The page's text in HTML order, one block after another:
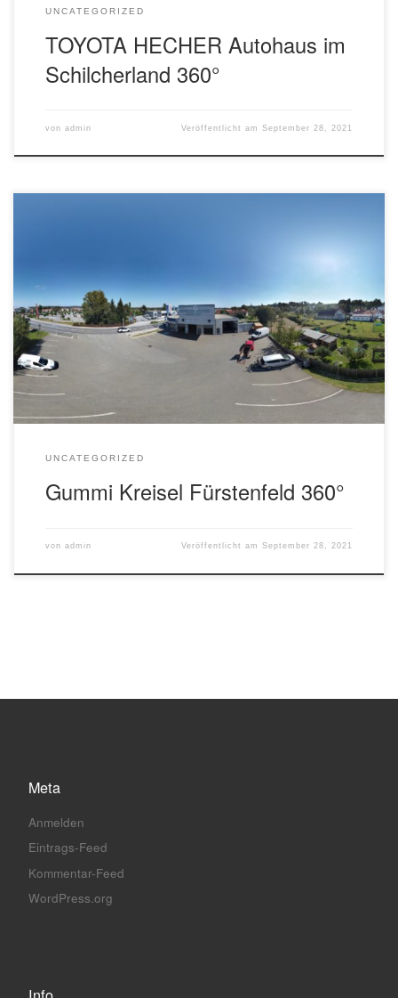
UNCATEGORIZED
TOYOTA HECHER Autohaus im
Schilcherland 360°
von admin Veröffentlicht amSeptember 28, 2021
auf das Videosymbol von dort geladen und abgespielt. Ab
dann gelten die Datenschutzerklärungen von Google.
Gummi Kreisel – Kreisel Gruppe Die Kreisel Gruppe ist einer
der großen Reifenhändler im Detail- und Großhandel in
Österreich. Sie umfasst die Firmen Gummi Kreisel, […]
UNCATEGORIZED
Gummi Kreisel Fürstenfeld 360°
von admin Veröffentlicht amSeptember 28, 2021
Meta
Anmelden
Eintrags-Feed
Kommentar-Feed
WordPress.org